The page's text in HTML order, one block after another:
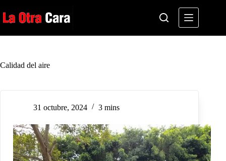
al
contenido
Calidad del aire
31 octubre, 2024 3 mins